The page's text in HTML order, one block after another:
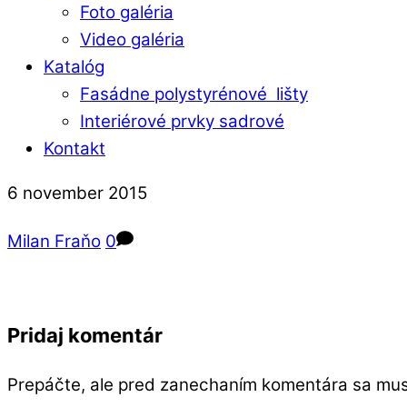
Foto galéria
Video galéria
Katalóg
Fasádne polystyrénové lišty
Interiérové prvky sadrové
Kontakt
Close
Close
6 november 2015
Milan Fraňo 0
Pridaj komentár
Prepáčte, ale pred zanechaním komentára sa